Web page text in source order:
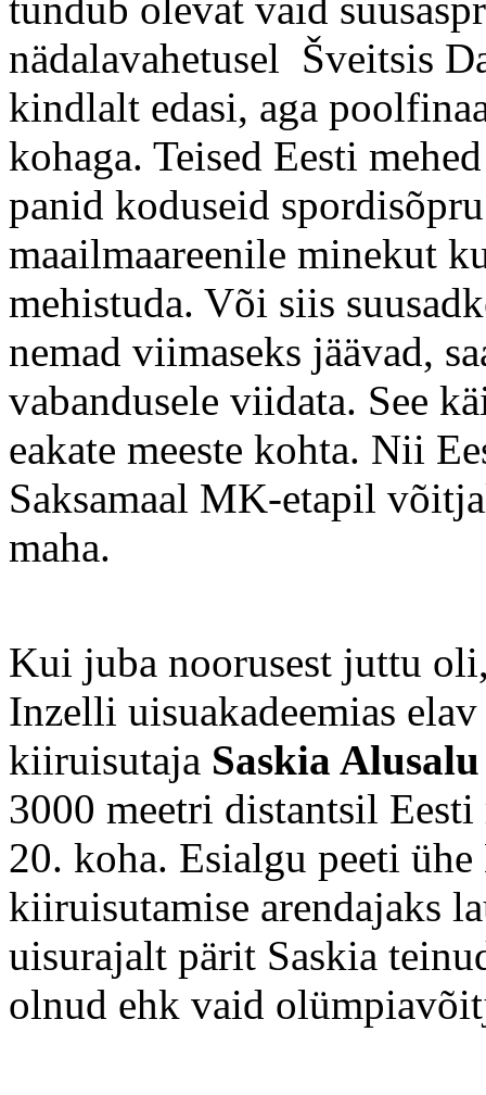
tundub olevat vaid
nädalavahetusel Šveitsis
kindlalt edasi, aga
kohaga. Teised Eesti
panid koduseid
maailmaareenile minekut
mehistuda. Või siis
nemad viimaseks jäävad,
vabandusele viidata. See
eakate meeste kohta. Nii
Saksamaal MK-etapil
maha.
Kui juba noorusest juttu
Inzelli uisuakadeemias
kiiruisutaja Saskia Alusalu
3000 meetri distantsil
20. koha. Esialgu peeti
kiiruisutamise arendajaks
uisurajalt pärit Saskia
olnud ehk vaid